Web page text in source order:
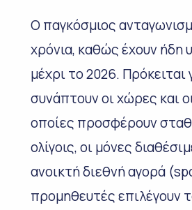
Ο παγκόσμιος
χρόνια, καθώς έχουν ήδη
μέχρι το 2026.
συνάπτουν οι χώρες και
οποίες προσφέρουν
ολίγοις, οι μόνες
ανοικτή διεθνή αγορά
προμηθευτές επιλέγουν